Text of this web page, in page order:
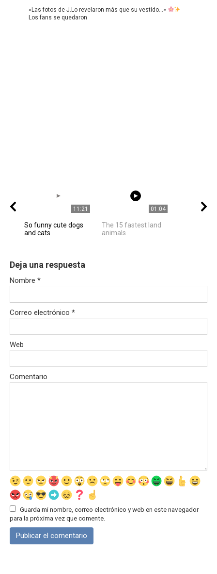
«Las fotos de J.Lo revelaron más que su vestido…»
Los fans se quedaron
11:21
So funny cute dogs
and cats
01:04
The 15 fastest land
animals
Deja una respuesta
Nombre *
Correo electrónico *
Web
Comentario
Guarda mi nombre, correo electrónico y web en este navegador
para la próxima vez que comente.